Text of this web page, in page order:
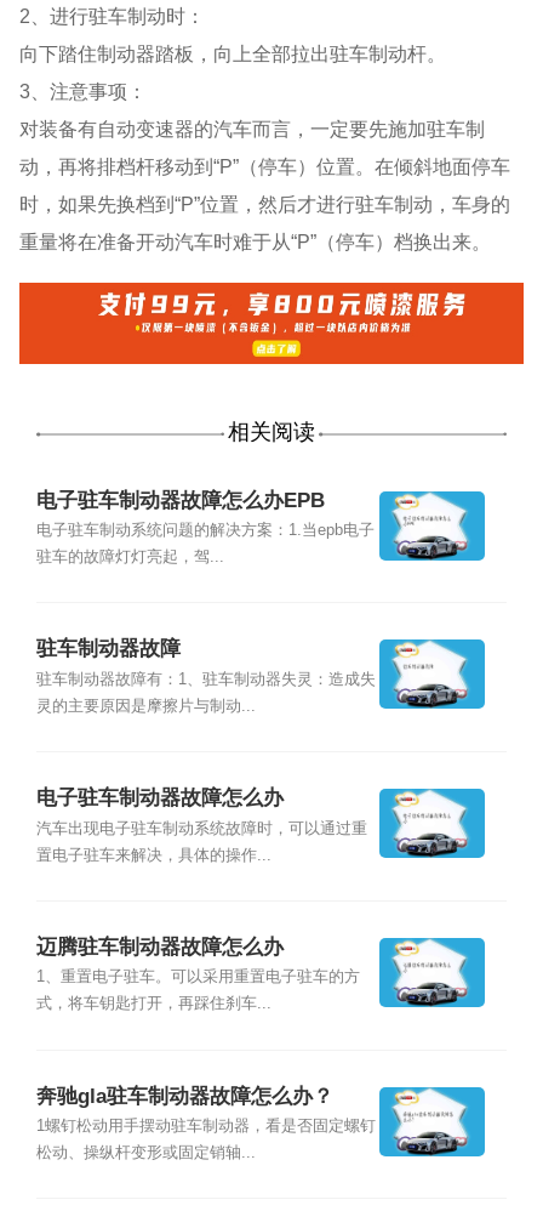
2、进行驻车制动时：
向下踏住制动器踏板，向上全部拉出驻车制动杆。
3、注意事项：
对装备有自动变速器的汽车而言，一定要先施加驻车制
动，再将排档杆移动到“P”（停车）位置。在倾斜地面停车
时，如果先换档到“P”位置，然后才进行驻车制动，车身的
重量将在准备开动汽车时难于从“P”（停车）档换出来。
相关阅读
电子驻车制动器故障怎么办EPB
电子驻车制动系统问题的解决方案：1.当epb电子
驻车的故障灯灯亮起，驾...
驻车制动器故障
驻车制动器故障有：1、驻车制动器失灵：造成失
灵的主要原因是摩擦片与制动...
电子驻车制动器故障怎么办
汽车出现电子驻车制动系统故障时，可以通过重
置电子驻车来解决，具体的操作...
迈腾驻车制动器故障怎么办
1、重置电子驻车。可以采用重置电子驻车的方
式，将车钥匙打开，再踩住刹车...
奔驰gla驻车制动器故障怎么办？
1螺钉松动用手摆动驻车制动器，看是否固定螺钉
松动、操纵杆变形或固定销轴...